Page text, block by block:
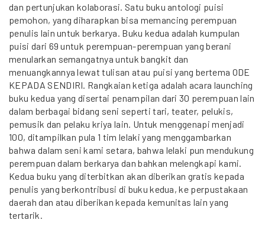
dan pertunjukan kolaborasi. Satu buku antologi puisi
pemohon, yang diharapkan bisa memancing perempuan
penulis lain untuk berkarya. Buku kedua adalah kumpulan
puisi dari 69 untuk perempuan-perempuan yang berani
menularkan semangatnya untuk bangkit dan
menuangkannya lewat tulisan atau puisi yang bertema ODE
KEPADA SENDIRI. Rangkaian ketiga adalah acara launching
buku kedua yang disertai penampilan dari 30 perempuan lain
dalam berbagai bidang seni seperti tari, teater, pelukis,
pemusik dan pelaku kriya lain. Untuk menggenapi menjadi
100, ditampilkan pula 1 tim lelaki yang menggambarkan
bahwa dalam seni kami setara, bahwa lelaki pun mendukung
perempuan dalam berkarya dan bahkan melengkapi kami.
Kedua buku yang diterbitkan akan diberikan gratis kepada
penulis yang berkontribusi di buku kedua, ke perpustakaan
daerah dan atau diberikan kepada kemunitas lain yang
tertarik.